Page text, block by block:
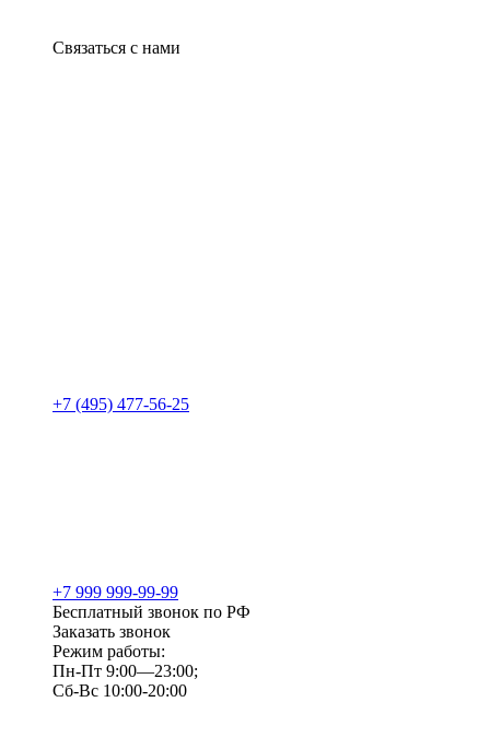
Связаться с нами
+7 (495) 477-56-25
+7 999 999-99-99
Бесплатный звонок по РФ
Заказать звонок
Режим работы:
Пн-Пт 9:00—23:00;
Сб-Вс 10:00-20:00